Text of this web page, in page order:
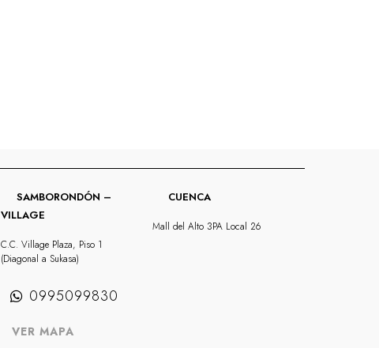
SAMBORONDÓN –
VILLAGE
C.C. Village Plaza, Piso 1
(Diagonal a Sukasa)
0995099830
VER MAPA
CUENCA
Mall del Alto 3PA Local 26